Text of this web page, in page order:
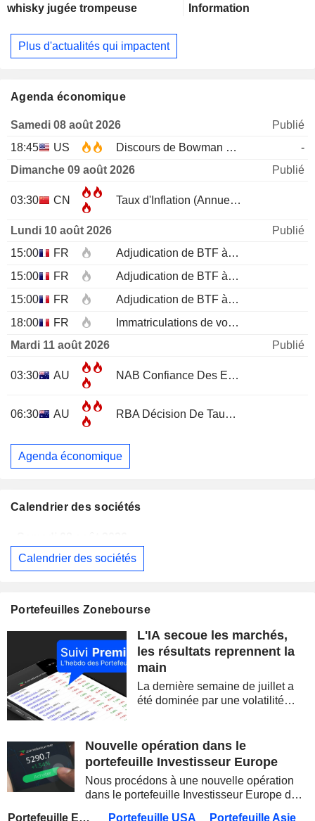
whisky jugée trompeuse
Information
Plus d'actualités qui impactent
Agenda économique
Samedi 08 août 2026
Publié
18:45
US Discours de Bowman de la Fed
-
Dimanche 09 août 2026
Publié
03:30 CN Taux d'Inflation (Annuel)
Lundi 10 août 2026
Publié
15:00
FR
Adjudication de BTF à 12 mois
15:00
FR
Adjudication de BTF à 6 mois
15:00
FR
Adjudication de BTF à 3 mois
18:00
FR
Immatriculations de voitures neuves (annuelles)
Mardi 11 août 2026
Publié
03:30 AU NAB Confiance Des Entreprises
06:30 AU RBA Décision De Taux D'Intérêt
Agenda économique
Calendrier des sociétés
BERKSHIRE HATHAWAY INC.
Samedi 08 août 2026
WESTPAC BANKING CORPORATION Publication des résultats - Q3 2026 AS
BARRICK MINING CORPORATION
SIMON PROPERTY GROUP, INC. Publication des résultats - Q2 2026
FERGUSON ENTERPRISES INC.
ROCKET LAB CORPORATION Publication des résultats - Q2 2026
AMRIZE AG Publication des résultats - Q2 2026
Calendrier des sociétés
Portefeuilles Zonebourse
L'IA secoue les marchés,
les résultats reprennent la
main
La dernière semaine de juillet a
été dominée par une volatilité
semi-conducteurs. Les
inquiétudes sur la soutenabilité
Nouvelle opération dans le
portefeuille Investisseur Europe
Nous procédons à une nouvelle opération
dans le portefeuille Investisseur Europe de
Portefeuille Europe Portefeuille USA Portefeuille Asie